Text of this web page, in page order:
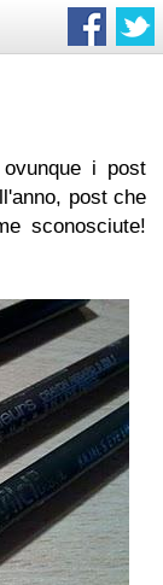
i post
post che
sconosciute!